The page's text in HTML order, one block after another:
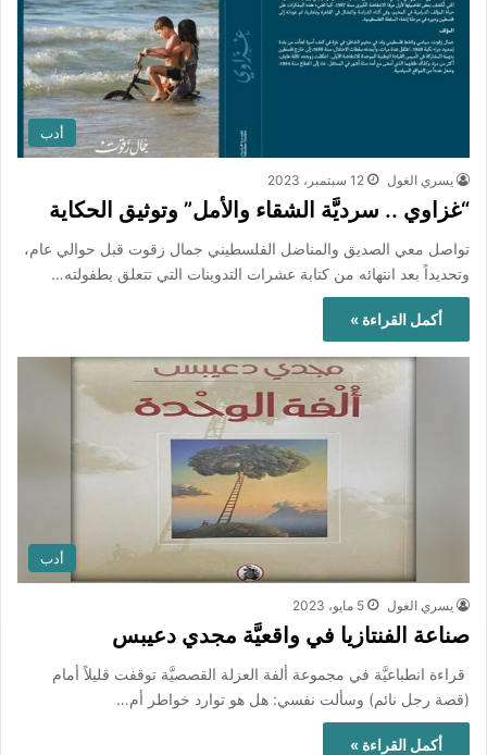
أدب
يسري الغول 12 سبتمبر، 2023
“غزاوي .. سرديَّة الشقاء والأمل” وتوثيق الحكاية
تواصل معي الصديق والمناضل الفلسطيني جمال زقوت قبل حوالي عام،
وتحديداً بعد انتهائه من كتابة عشرات التدوينات التي تتعلق بطفولته…
أكمل القراءة »
أدب
يسري الغول 5 مايو، 2023
صناعة الفنتازيا في واقعيَّة مجدي دعيبس
قراءة انطباعيَّة في مجموعة ألفة العزلة القصصيَّة توقفت قليلاً أمام
(قصة رجل نائم) وسألت نفسي: هل هو توارد خواطر أم…
أكمل القراءة »